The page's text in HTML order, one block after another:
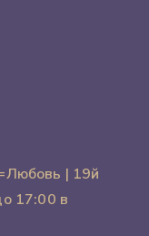
| 19й
17:00 в